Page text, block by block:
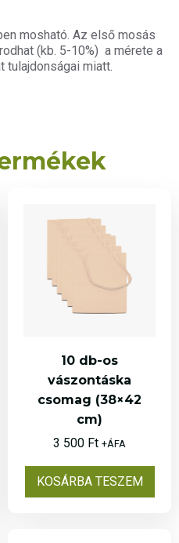
mosható. Az első mosás
(kb. 5-10%) a mérete a
miatt.
10 db-os
vászontáska
csomag (38×42
cm)
3 500 Ft +ÁFA
KOSÁRBA TESZEM
leterheltsége,
a nyári
miatt a
a
igénybe.
termékekre
belül lenne
ezt a
jelezze a
rovatban.
és megértését!